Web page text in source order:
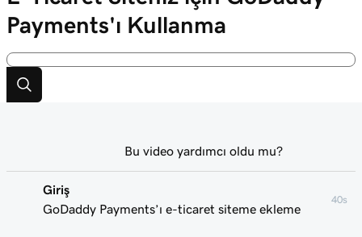
Payments'ı Kullanma
Giriş
GoDaddy Payments’ı e-ticaret siteme ekleme
40s
Bu video yardımcı oldu mu?